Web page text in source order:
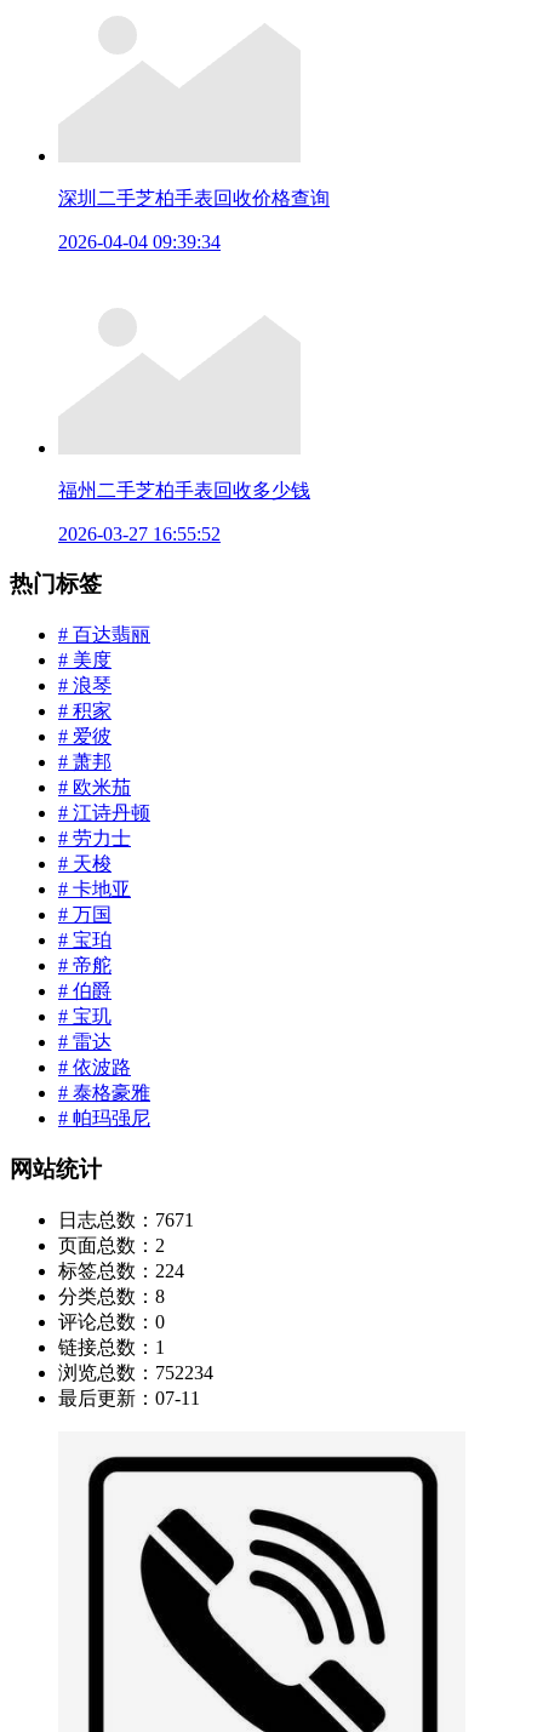
深圳二手芝柏手表回收价格查询
2026-04-04 09:39:34
福州二手芝柏手表回收多少钱
2026-03-27 16:55:52
热门标签
# 百达翡丽
# 美度
# 浪琴
# 积家
# 爱彼
# 萧邦
# 欧米茄
# 江诗丹顿
# 劳力士
# 天梭
# 卡地亚
# 万国
# 宝珀
# 帝舵
# 伯爵
# 宝玑
# 雷达
# 依波路
# 泰格豪雅
# 帕玛强尼
网站统计
日志总数： 7671
页面总数： 2
标签总数： 224
分类总数： 8
评论总数： 0
链接总数： 1
浏览总数： 752234
最后更新： 07-11